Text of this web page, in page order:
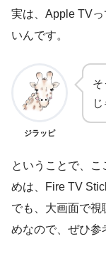
実は、Apple TV
いんです。
ジラッピ
そ
ということで、
めは、Fire TV
でも、大画面で視
めなので、ぜひ参